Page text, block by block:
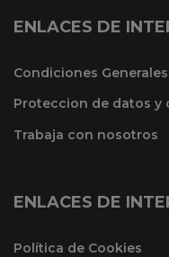
ENLACES DE
Condiciones Generales
Proteccion de datos y
Trabaja con nosotros
ENLACES DE
Política de Cookies